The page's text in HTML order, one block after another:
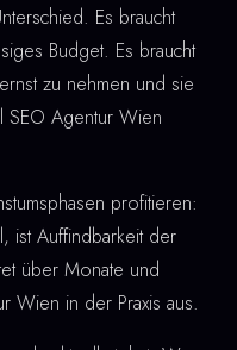
Es braucht
Budget. Es braucht
zu nehmen und sie
SEO Agentur Wien
profitieren:
ist Auffindbarkeit der
über Monate und
Wien in der Praxis aus.